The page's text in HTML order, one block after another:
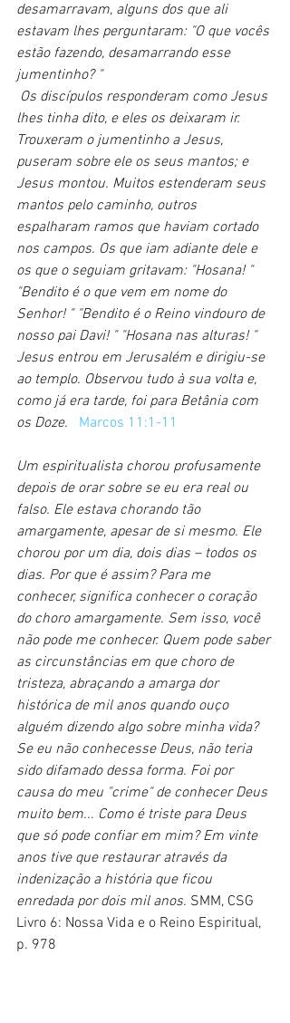
desamarravam, alguns dos que ali
estavam lhes perguntaram: "O que vocês
estão fazendo, desamarrando esse
jumentinho? "
lhes tinha dito, e eles os deixaram ir.
Trouxeram o jumentinho a Jesus,
puseram sobre ele os seus mantos; e
Jesus montou. Muitos estenderam seus
mantos pelo caminho, outros
espalharam ramos que haviam cortado
nos campos. Os que iam adiante dele e
os que o seguiam gritavam: "Hosana! "
"Bendito é o que vem em nome do
Senhor! " "Bendito é o Reino vindouro de
nosso pai Davi! " "Hosana nas alturas! "
Jesus entrou em Jerusalém e dirigiu-se
ao templo. Observou tudo à sua volta e,
como já era tarde, foi para Betânia com
os Doze. Marcos 11:1-11
Um espiritualista chorou profusamente
depois de orar sobre se eu era real ou
falso. Ele estava chorando tão
amargamente, apesar de si mesmo. Ele
chorou por um dia, dois dias – todos os
dias. Por que é assim? Para me
conhecer, significa conhecer o coração
do choro amargamente. Sem isso, você
não pode me conhecer. Quem pode saber
as circunstâncias em que choro de
tristeza, abraçando a amarga dor
histórica de mil anos quando ouço
alguém dizendo algo sobre minha vida?
Se eu não conhecesse Deus, não teria
sido difamado dessa forma. Foi por
causa do meu "crime" de conhecer Deus
muito bem... Como é triste para Deus
que só pode confiar em mim? Em vinte
anos tive que restaurar através da
indenização a história que ficou
enredada por dois mil anos. SMM, CSG
Livro 6: Nossa Vida e o Reino Espiritual,
p. 978